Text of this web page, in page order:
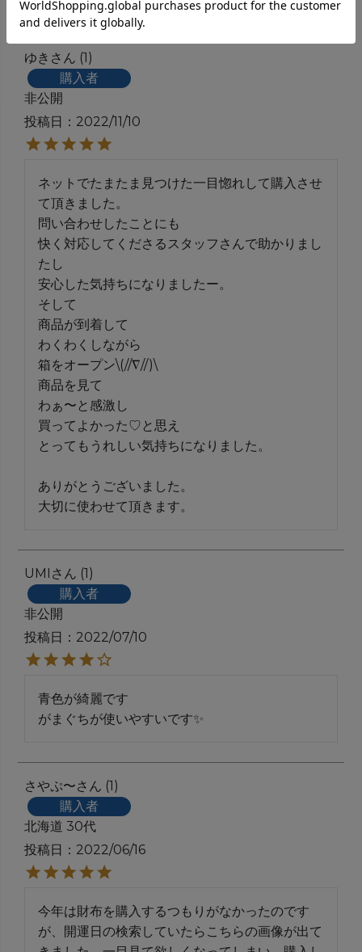
ゆき
1
購入者
非公開
投稿日
2022/11/10
ネットでたまたま見つけた一目惚れして購入させ
て頂きました。
問い合わせしたことにも
快く対応してくださるスタッフさんで助かりまし
たし
安心した気持ちになりましたー。
そして
商品が到着して
わくわくしながら
箱をオープン\(//∇//)\
商品を見て
わぁ〜と感激し
買ってよかった♡と思え
とってもうれしい気持ちになりました。
ありがとうございました。
大切に使わせて頂きます。
UMI
1
購入者
非公開
投稿日
2022/07/10
青色が綺麗です
がまぐちが使いやすいです✨
さやぷ〜
1
購入者
北海道 30代
投稿日
2022/06/16
今年は財布を購入するつもりがなかったのです
が、開運日の検索していたらこちらの画像が出て